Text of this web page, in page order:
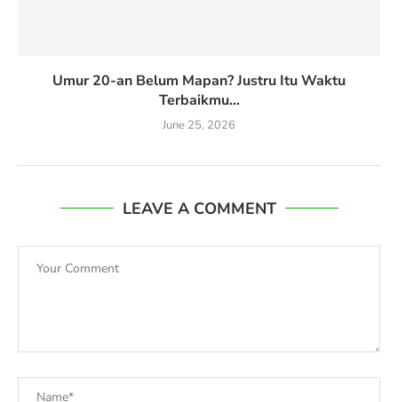
Umur 20-an Belum Mapan? Justru Itu Waktu
Terbaikmu...
June 25, 2026
LEAVE A COMMENT